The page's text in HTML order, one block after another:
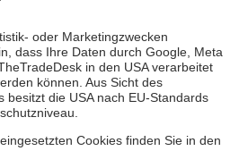
Über uns
Vor Ort
Jugend